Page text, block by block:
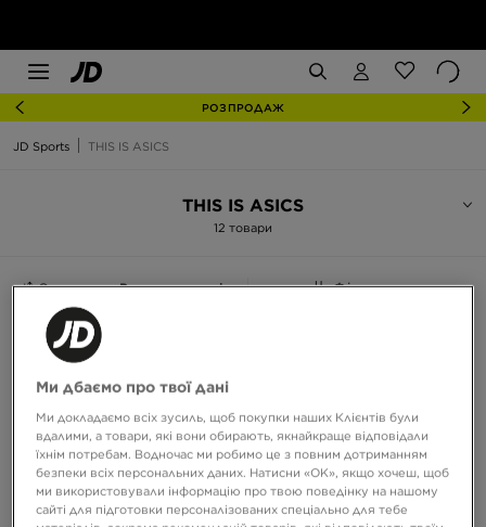
РОЗПРОДАЖ
JD Sports THIS IS ASICS
THIS IS ASICS
12 товари
Сортувати:Рекомендовані Фільтрувати
Ми дбаємо про твої дані
Ми докладаємо всіх зусиль, щоб покупки наших Клієнтів були
вдалими, а товари, які вони обирають, якнайкраще відповідали
їхнім потребам. Водночас ми робимо це з повним дотриманням
безпеки всіх персональних даних. Натисни «OK», якщо хочеш, щоб
ми використовували інформацію про твою поведінку на нашому
сайті для підготовки персоналізованих спеціально для тебе